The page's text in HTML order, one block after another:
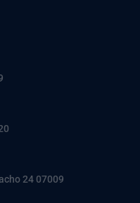
24 07009